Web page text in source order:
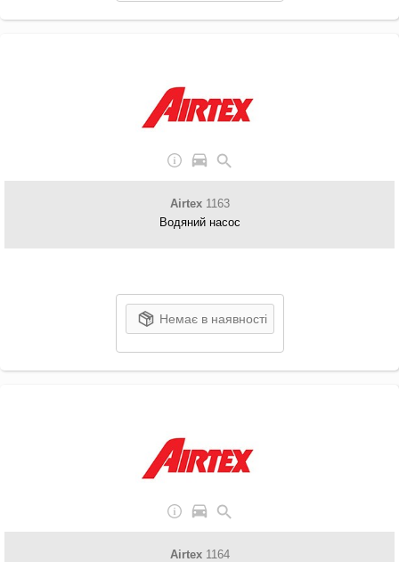
Airtex1163
Водяний насос
Немає в наявності
Airtex1164